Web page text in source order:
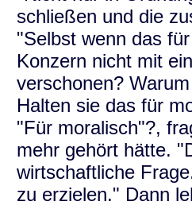
schließen und die
"Selbst wenn das
Konzern nicht mit
verschonen?
Halten sie das für
"Für moralisch"?,
mehr gehört hätte.
wirtschaftliche
zu erzielen." Dann